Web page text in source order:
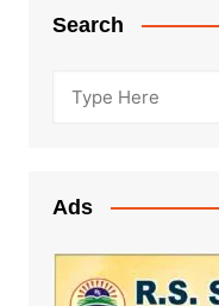
Search
Ads